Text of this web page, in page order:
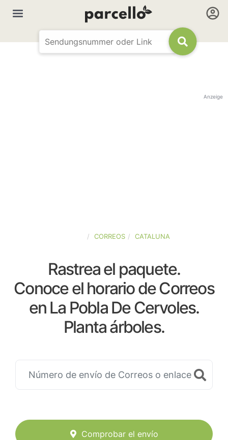
Anzeige
CORREOS CATALUNA
Rastrea el paquete.
Conoce el horario de Correos
en La Pobla De Cervoles.
Planta árboles.
Comprobar el envío